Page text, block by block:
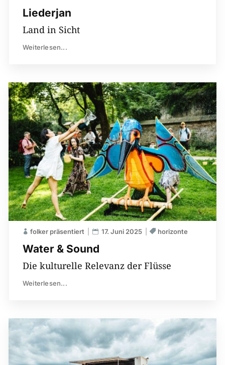
Liederjan
Land in Sicht
Weiterlesen...
Water & Sound
folker präsentiert 17. Juni 2025 horizonte
Die kulturelle Relevanz der Flüsse
Weiterlesen...